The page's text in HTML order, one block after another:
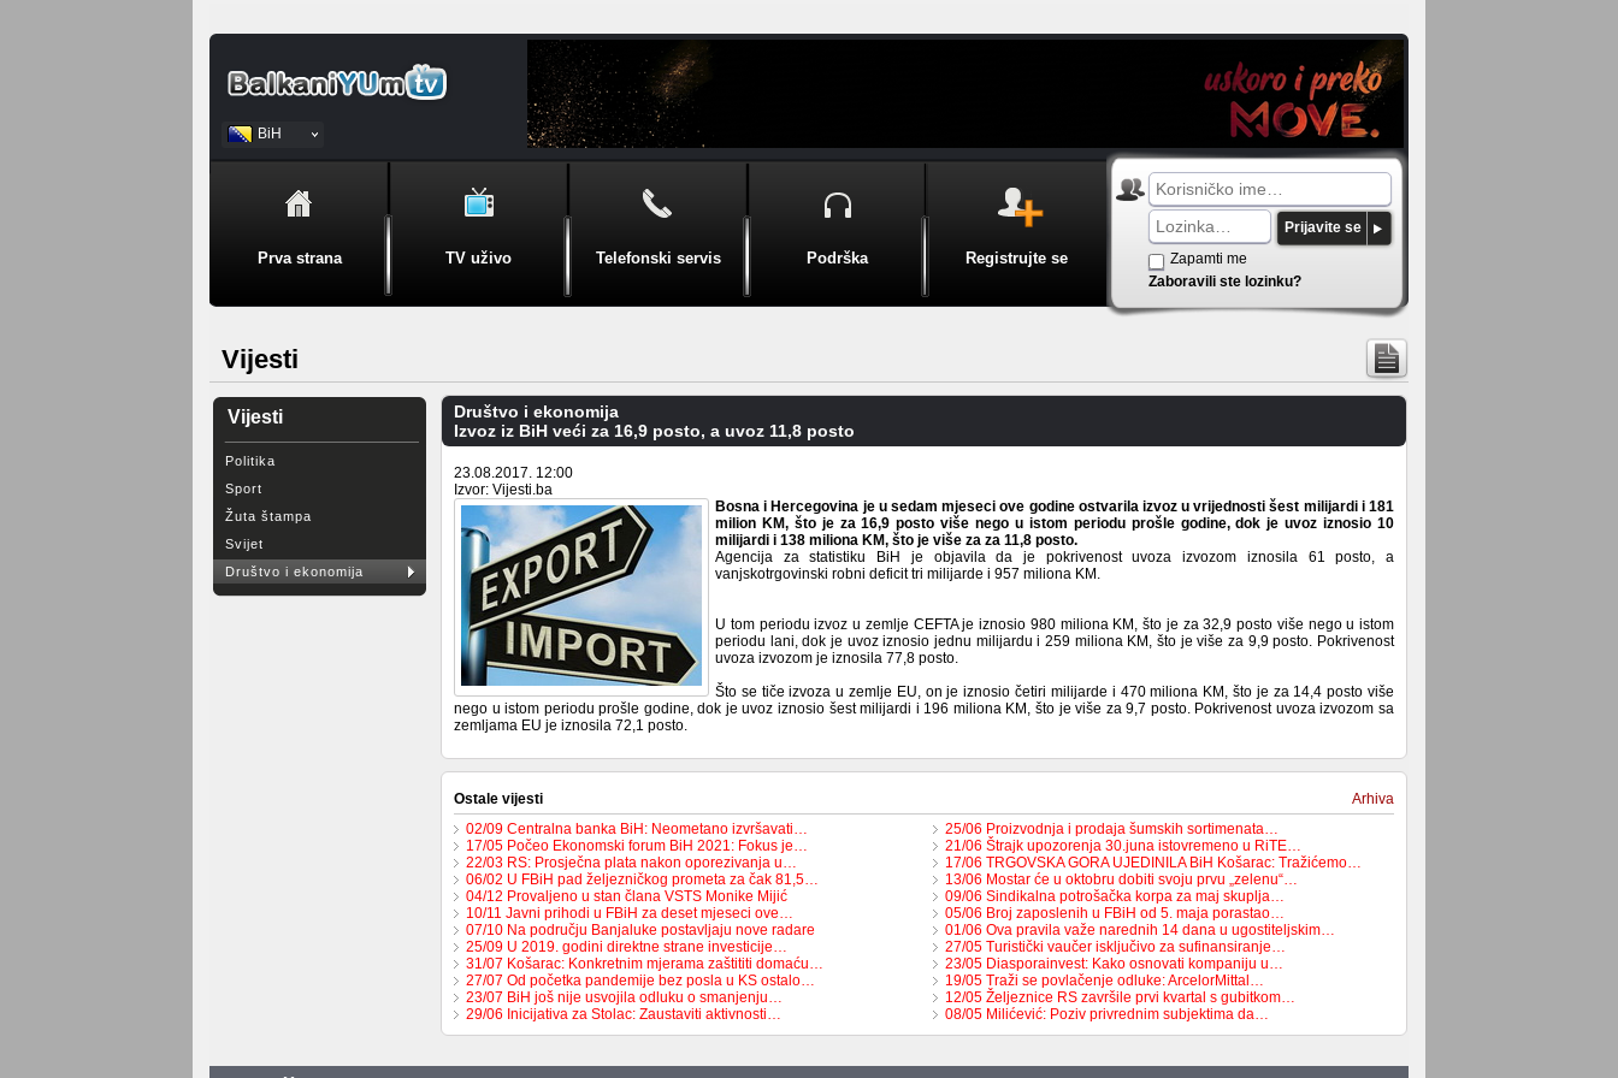
BiH
Srpski
Prva strana TV uživo Telefonski servis Podrška Registrujte se
Prijavite se
Zapamti me
Zaboravili ste lozinku?
Vijesti
Vijesti
Politika
Sport
Žuta štampa
Svijet
Društvo i ekonomija
Društvo i ekonomija
Izvoz iz BiH veći za 16,9 posto, a uvoz 11,8 posto
23.08.2017. 12:00
Izvor: Vijesti.ba
Bosna i Hercegovina je u sedam mjeseci ove godine ostvarila izvoz u vrijednosti šest milijardi i 181
milion KM, što je za 16,9 posto više nego u istom periodu prošle godine, dok je uvoz iznosio 10
milijardi i 138 miliona KM, što je više za za 11,8 posto.
Agencija za statistiku BiH je objavila da je pokrivenost uvoza izvozom iznosila 61 posto, a
vanjskotrgovinski robni deficit tri milijarde i 957 miliona KM.
U tom periodu izvoz u zemlje CEFTA je iznosio 980 miliona KM, što je za 32,9 posto više nego u istom
periodu lani, dok je uvoz iznosio jednu milijardu i 259 miliona KM, što je više za 9,9 posto. Pokrivenost
uvoza izvozom je iznosila 77,8 posto.
Što se tiče izvoza u zemlje EU, on je iznosio četiri milijarde i 470 miliona KM, što je za 14,4 posto više
nego u istom periodu prošle godine, dok je uvoz iznosio šest milijardi i 196 miliona KM, što je više za 9,7 posto. Pokrivenost uvoza izvozom sa
zemljama EU je iznosila 72,1 posto.
Ostale vijesti
Arhiva
02/09 Centralna banka BiH: Neometano izvršavati…
17/05 Počeo Ekonomski forum BiH 2021: Fokus je…
22/03 RS: Prosječna plata nakon oporezivanja u…
06/02 U FBiH pad željezničkog prometa za čak 81,5…
04/12 Provaljeno u stan člana VSTS Monike Mijić
10/11 Javni prihodi u FBiH za deset mjeseci ove…
07/10 Na području Banjaluke postavljaju nove radare
25/09 U 2019. godini direktne strane investicije…
31/07 Košarac: Konkretnim mjerama zaštititi domaću…
27/07 Od početka pandemije bez posla u KS ostalo…
23/07 BiH još nije usvojila odluku o smanjenju…
29/06 Inicijativa za Stolac: Zaustaviti aktivnosti…
25/06 Proizvodnja i prodaja šumskih sortimenata…
21/06 Štrajk upozorenja 30.juna istovremeno u RiTE…
17/06 TRGOVSKA GORA UJEDINILA BiH Košarac: Tražićemo…
13/06 Mostar će u oktobru dobiti svoju prvu „zelenu“…
09/06 Sindikalna potrošačka korpa za maj skuplja…
05/06 Broj zaposlenih u FBiH od 5. maja porastao…
01/06 Ova pravila važe narednih 14 dana u ugostiteljskim…
27/05 Turistički vaučer isključivo za sufinansiranje…
23/05 Diasporainvest: Kako osnovati kompaniju u…
19/05 Traži se povlačenje odluke: ArcelorMittal…
12/05 Željeznice RS završile prvi kvartal s gubitkom…
08/05 Milićević: Poziv privrednim subjektima da…